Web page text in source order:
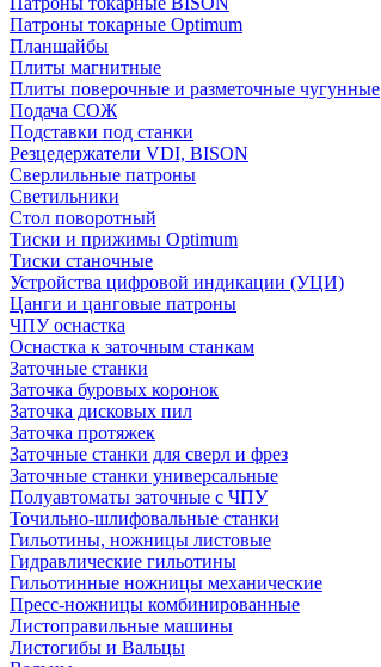
Патроны токарные Optimum
Планшайбы
Плиты магнитные
Плиты поверочные и разметочные чугунные
Подача СОЖ
Подставки под станки
Резцедержатели VDI, BISON
Сверлильные патроны
Светильники
Стол поворотный
Тиски и прижимы Optimum
Тиски станочные
Устройства цифровой индикации (УЦИ)
Цанги и цанговые патроны
ЧПУ оснастка
Оснастка к заточным станкам
Заточные станки
Заточка буровых коронок
Заточка дисковых пил
Заточка протяжек
Заточные станки для сверл и фрез
Заточные станки универсальные
Полуавтоматы заточные с ЧПУ
Точильно-шлифовальные станки
Гильотины, ножницы листовые
Гидравлические гильотины
Гильотинные ножницы механические
Пресс-ножницы комбинированные
Листоправильные машины
Листогибы и Вальцы